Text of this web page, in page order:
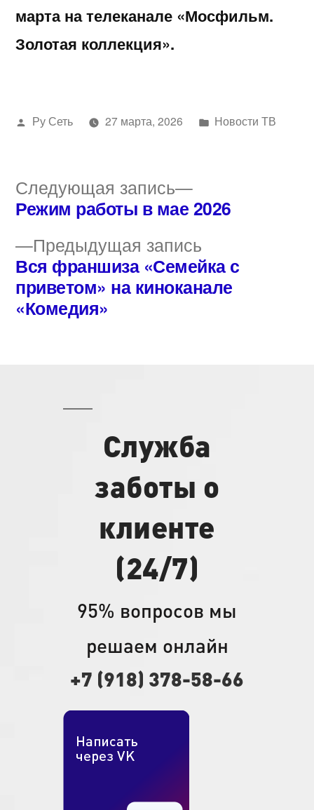
марта на телеканале «Мосфильм.
Золотая коллекция».
Написано
Ру Сеть 27 марта, 2026
Написано
Новости ТВ
Навигация
по
записям
Предыдущая запись
запись:
Вся франшиза «Семейка с
приветом» на киноканале
«Комедия»
Следующая запись
Следующая
запись:
Режим работы в мае 2026
Служба
заботы о
клиенте
(24/7)
95% вопросов мы
решаем онлайн
+7 (918) 378-58-66